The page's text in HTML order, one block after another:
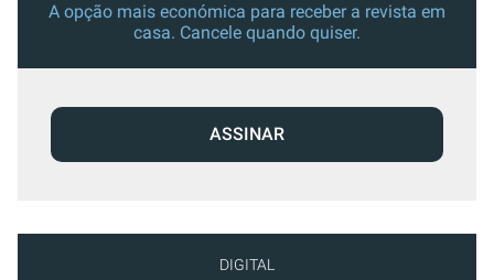
A opção mais económica para receber a revista em
casa. Cancele quando quiser.
ASSINAR
DIGITAL